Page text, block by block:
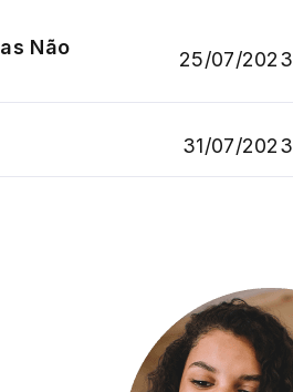
Não
25/07/2023
31/07/2023